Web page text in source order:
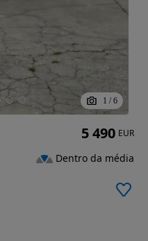
1 / 6
5 490 EUR
Dentro da média